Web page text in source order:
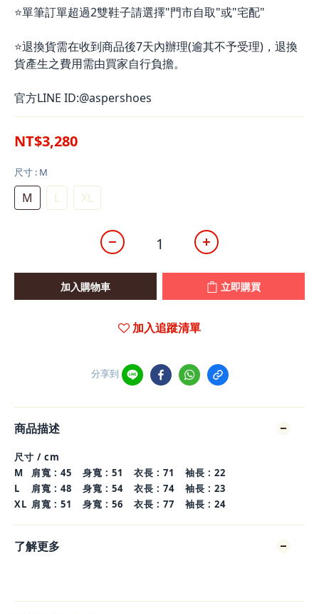
⭐單筆訂單超過2雙鞋子請選擇"門市自取"或"宅配"
⭐退換貨需在收到商品後7天內辦理(逾其不予受理)，退換
貨產生之費用需由買家自行負擔。
官方LINE ID:@aspershoes
NT$3,280
尺寸 : M
M L XL
加入購物車 立即購買
加入追蹤清單
分享到
商品描述
尺寸 / cm
M
肩寬 : 45 身寬 : 51 衣長 : 71
袖長 : 22
L
肩寬 : 48 身寬 : 54 衣長 : 74
袖長 : 23
XL 肩寬 : 51 身寬 : 56 衣長 : 77 袖長 : 24
了解更多